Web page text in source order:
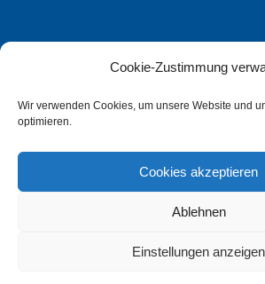
Cookie-Zustimmung
Wir verwenden Cookies, um unsere Website und
optimieren.
Cookies akzeptieren
Ablehnen
Einstellungen anzeigen
VfL Frei-
Thomas
dozo-design